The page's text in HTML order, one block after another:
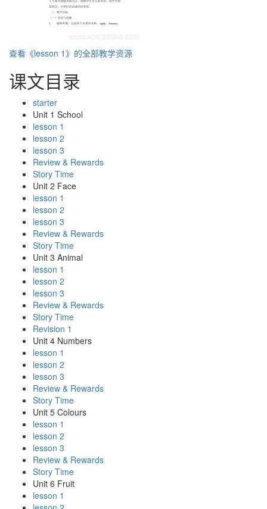
查看《lesson 1》的全部教学资源
课文目录
starter
Unit 1 School
lesson 1
lesson 2
lesson 3
Review & Rewards
Story Time
Unit 2 Face
lesson 1
lesson 2
lesson 3
Review & Rewards
Story Time
Unit 3 Animal
lesson 1
lesson 2
lesson 3
Review & Rewards
Story Time
Revision 1
Unit 4 Numbers
lesson 1
lesson 2
lesson 3
Review & Rewards
Story Time
Unit 5 Colours
lesson 1
lesson 2
lesson 3
Review & Rewards
Story Time
Unit 6 Fruit
lesson 1